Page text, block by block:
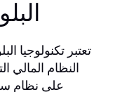
تعتبر تكنولوجيا
النظام المالي
على نظام